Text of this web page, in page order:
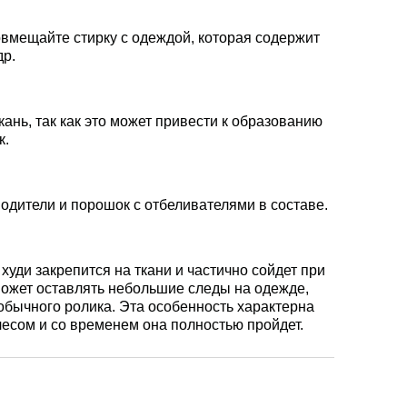
стирку с одеждой, которая содержит
так как это может привести к образованию
и порошок с отбеливателями в составе.
закрепится на ткани и частично сойдет при
оставлять небольшие следы на одежде,
ролика. Эта особенность характерна
и со временем она полностью пройдет.